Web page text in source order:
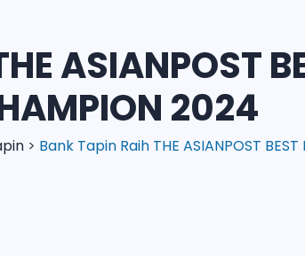
ASIANPOST
2024
> Bank Tapin Raih THE ASIANPOST